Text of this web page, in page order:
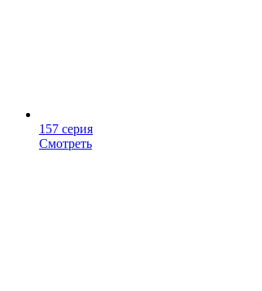
157 серия
Смотреть